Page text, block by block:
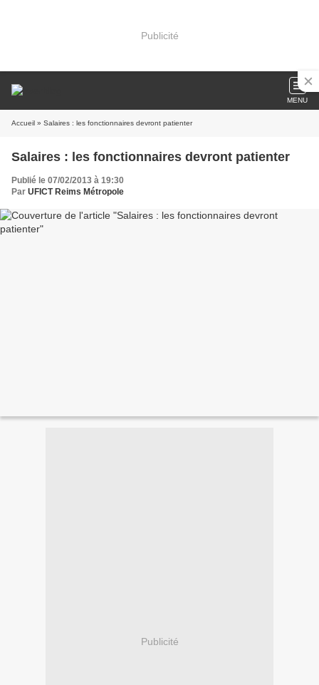
Publicité
MENU
Accueil » Salaires : les fonctionnaires devront patienter
Salaires : les fonctionnaires devront patienter
Publié le 07/02/2013 à 19:30
Par UFICT Reims Métropole
Publicité